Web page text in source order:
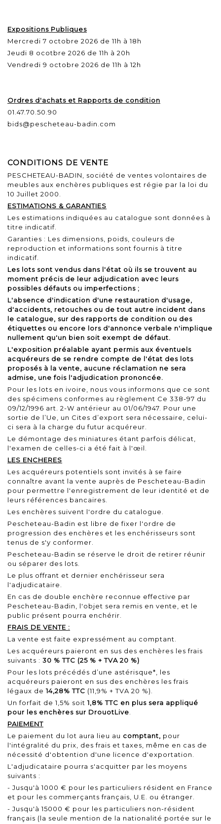
Expositions Publiques
Mercredi 7 octobre 2026 de 11h à 18h
Jeudi 8 ocotbre 2026 de 11h à 20h
Vendredi 9 octobre 2026 de 11h à 12h
Ordres d'achats et Rapports de condition
01.47.70.50.90
bids@pescheteau-badin.com
CONDITIONS DE VENTE
PESCHETEAU-BADIN, société de ventes volontaires de
meubles aux enchères publiques est régie par la loi du
10 Juillet 2000.
ESTIMATIONS & GARANTIES
Les estimations indiquées au catalogue sont données à
titre indicatif.
Garanties : Les dimensions, poids, couleurs de
reproduction et informations sont fournis à titre
indicatif.
Les lots sont vendus dans l'état où ils se trouvent au
moment précis de leur adjudication avec leurs
possibles défauts ou imperfections ;
L'absence d'indication d'une restauration d'usage,
d'accidents, retouches ou de tout autre incident dans
le catalogue, sur des rapports de condition ou des
étiquettes ou encore lors d'annonce verbale n'implique
nullement qu'un bien soit exempt de défaut.
L'exposition préalable ayant permis aux éventuels
acquéreurs de se rendre compte de l'état des lots
proposés à la vente, aucune réclamation ne sera
admise, une fois l'adjudication prononcée.
Pour les lots en ivoire, nous vous informons que ce sont
des spécimens conformes au règlement Ce 338-97 du
09/12/1996 art. 2-W antérieur au 01/06/1947. Pour une
sortie de l’Ue, un Cites d’export sera nécessaire, celui-
ci sera à la charge du futur acquéreur.
Le démontage des miniatures étant parfois délicat,
l'examen de celles-ci a été fait à l'œil.
LES ENCHERES
Les acquéreurs potentiels sont invités à se faire
connaître avant la vente auprès de Pescheteau-Badin
pour permettre l'enregistrement de leur identité et de
leurs références bancaires.
Les enchères suivent l'ordre du catalogue.
Pescheteau-Badin est libre de fixer l'ordre de
progression des enchères et les enchérisseurs sont
tenus de s'y conformer.
Pescheteau-Badin se réserve le droit de retirer réunir
ou séparer des lots.
Le plus offrant et dernier enchérisseur sera
l'adjudicataire.
En cas de double enchère reconnue effective par
Pescheteau-Badin, l'objet sera remis en vente, et le
public présent pourra enchérir.
FRAIS DE VENTE :
La vente est faite expressément au comptant.
Les acquéreurs paieront en sus des enchères les frais
suivants : 30 % TTC (25 % + TVA 20 %)
Pour les lots précédés d’une astérisque*, les
acquéreurs paieront en sus des enchères les frais
légaux de14,28% TTC (11,9% + TVA 20 %).
Un forfait de 1,5% soit1,8% TTC en plus sera appliqué
pour les enchères sur DrouotLive
PAIEMENT
Le paiement du lot aura lieu au comptant, pour
l'intégralité du prix, des frais et taxes, même en cas de
nécessité d'obtention d'une licence d'exportation.
L'adjudicataire pourra s'acquitter par les moyens
suivants :
- Jusqu'à 1000 € pour les particuliers résident en France
et pour les commerçants français, U.E. ou étranger.
- Jusqu'à 15000 € pour les particuliers non-résident
français (la seule mention de la nationalité portée sur le